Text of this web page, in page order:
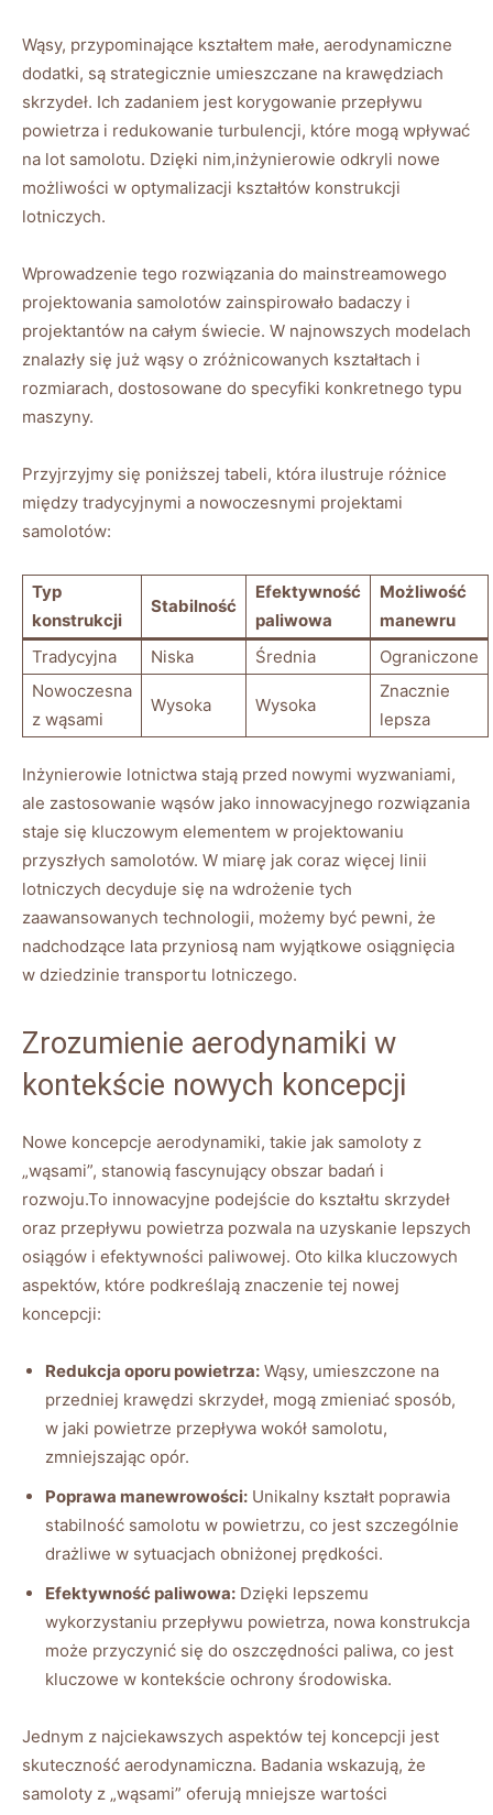
Wąsy, przypominające kształtem małe,‌ aerodynamiczne
dodatki, są strategicznie umieszczane na krawędziach
skrzydeł. Ich zadaniem jest korygowanie przepływu
powietrza i redukowanie turbulencji, które mogą wpływać
na lot‍ samolotu. Dzięki nim,inżynierowie odkryli nowe
możliwości w optymalizacji kształtów konstrukcji
lotniczych.
Wprowadzenie tego rozwiązania do mainstreamowego
projektowania samolotów zainspirowało badaczy i
projektantów na ​całym świecie. W najnowszych modelach
znalazły się już wąsy o zróżnicowanych kształtach i
rozmiarach, dostosowane do specyfiki konkretnego⁢ typu
maszyny.
Przyjrzyjmy się poniższej tabeli,‍ która ilustruje różnice
między tradycyjnymi a nowoczesnymi‍ projektami
samolotów:
Typ
konstrukcji
Stabilność
Efektywność
paliwowa
Możliwość
manewru
Tradycyjna
Niska Średnia
Ograniczone
Nowoczesna
z wąsami
Wysoka Wysoka
Znacznie
lepsza
Inżynierowie lotnictwa stają⁣ przed nowymi wyzwaniami,
ale zastosowanie wąsów jako innowacyjnego rozwiązania
staje się kluczowym elementem w projektowaniu
przyszłych samolotów. W miarę jak coraz więcej linii
lotniczych decyduje się na wdrożenie tych
zaawansowanych technologii, możemy być pewni, ​że
nadchodzące ‍lata przyniosą nam wyjątkowe‍ osiągnięcia
w dziedzinie transportu lotniczego.
Zrozumienie aerodynamiki w
kontekście nowych koncepcji
Nowe koncepcje aerodynamiki, takie jak samoloty z
„wąsami”,​ stanowią fascynujący obszar badań i
rozwoju.To innowacyjne podejście do ‌kształtu skrzydeł
oraz przepływu ⁣powietrza pozwala na uzyskanie lepszych
osiągów i efektywności paliwowej. Oto kilka kluczowych
aspektów, które podkreślają znaczenie tej nowej
koncepcji:
Redukcja oporu powietrza: Wąsy, umieszczone na
przedniej krawędzi skrzydeł, mogą zmieniać sposób,
w jaki powietrze⁣ przepływa wokół samolotu,
‌zmniejszając opór.
Poprawa manewrowości: ⁣Unikalny kształt poprawia
stabilność samolotu w powietrzu, co jest szczególnie⁤
drażliwe w sytuacjach obniżonej prędkości.
Efektywność paliwowa: Dzięki lepszemu
wykorzystaniu przepływu powietrza, nowa konstrukcja
może przyczynić się do oszczędności paliwa, co jest⁣
kluczowe w kontekście ochrony środowiska.
Jednym ⁢z najciekawszych⁤ aspektów tej koncepcji jest
skuteczność aerodynamiczna. Badania wskazują, że
samoloty z „wąsami” oferują mniejsze wartości